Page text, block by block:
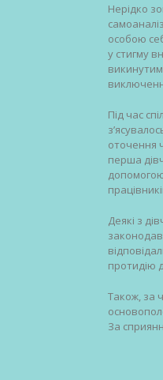
Нерідко
особою
у стигму
Під час
оточення
перша
Деякі з
протидію
Також, за
За